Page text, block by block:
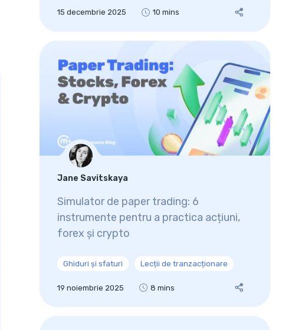
15 decembrie 2025 10 mins
Jane Savitskaya
Simulator de paper trading: 6
instrumente pentru a practica acțiuni,
forex și crypto
Ghiduri și sfaturi Lecții de tranzacționare
19 noiembrie 2025 8 mins